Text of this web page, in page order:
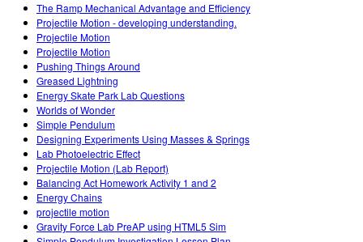
The Ramp Mechanical Advantage and Efficiency
Projectile Motion - developing understanding.
Projectile Motion
Projectile Motion
Pushing Things Around
Greased Lightning
Energy Skate Park Lab Questions
Worlds of Wonder
Simple Pendulum
Designing Experiments Using Masses & Springs
Lab Photoelectric Effect
Projectile Motion (Lab Report)
Balancing Act Homework Activity 1 and 2
Energy Chains
projectile motion
Gravity Force Lab PreAP using HTML5 Sim